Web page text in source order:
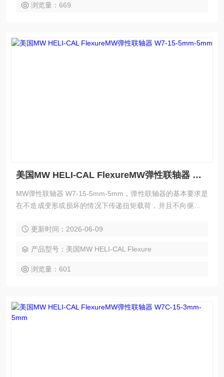
浏览量：669
美国MW HELI-CAL FlexureMW弹性联轴器 W7-15-5mm-5mm
MW弹性联轴器 W7-15-5mm-5mm，弹性联轴器的基本要求是
在不造成变形或损坏的情况下传递扭矩载荷，并且不向驱动或
位和设计标准、材料规格和服务系数确定 HELI-CAL Flexure
更新时间：2026-06-09
产品型号：美国MW HELI-CAL Flexure
浏览量：601